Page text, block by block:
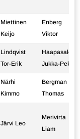
Miettinen
Keijo
Enberg
Viktor
Lindqvist
Tor-Erik
Haapasalo
Jukka-Pekka
Närhi
Kimmo
Bergman
Thomas
Järvi Leo
Merivirta
Liam